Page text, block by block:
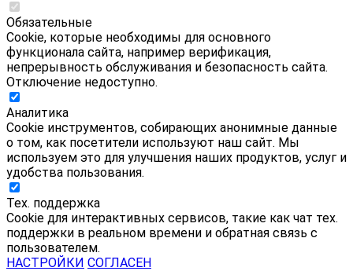
Обязательные
Cookie, которые необходимы для основного
функционала сайта, например верификация,
непрерывность обслуживания и безопасность сайта.
Отключение недоступно.
Аналитика
Cookie инструментов, собирающих анонимные данные
о том, как посетители используют наш сайт. Мы
используем это для улучшения наших продуктов, услуг и
удобства пользования.
Тех. поддержка
Cookie для интерактивных сервисов, такие как чат тех.
поддержки в реальном времени и обратная связь с
пользователем.
НАСТРОЙКИ СОГЛАСЕН